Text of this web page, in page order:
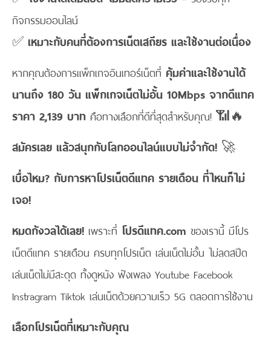
กิจกรรมออนไลน์
✅ เหมาะกับคนที่ต้องการเน็ตเสถียร และใช้งานต่อเนื่อง
หากคุณต้องการแพ็กเกจอินเทอร์เน็ตที่ คุ้มค่าและใช้งานได้
นานถึง 180 วัน แพ็กเกจเน็ตไม่อั้น 10Mbps จากดีแทค
ราคา 2,139 บาท คือทางเลือกที่ดีที่สุดสำหรับคุณ! 📶🔥
สมัครเลย แล้วสนุกกับโลกออนไลน์แบบไม่จำกัด! 🚀
เบื่อไหม? กับการหาโปรเน็ตดีแทค รายเดือน ที่ไหนก็ไม่
เจอ!
หมดกังวลได้เลย! เพราะที่ โปรดีแทค.com ของเรานี้ มีโปร
เน็ตดีแทค รายเดือน ครบทุกโปรเน็ต เล่นเน็ตไม่อั้น ไม่ลดสปีด
เล่นเน็ตไม่มีสะดุด ทั้งดูหนัง ฟังเพลง Youtube Facebook
Instragram Tiktok เล่นเน็ตด้วยความเร็ว 5G ตลอดการใช้งาน
เลือกโปรเน็ตที่เหมาะกับคุณ